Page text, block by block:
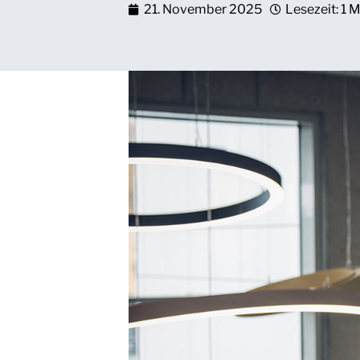
21. November 2025 Lesezeit: 1